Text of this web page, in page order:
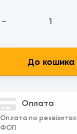
-
До кошика
Оплата
Оплата по реквізитах
ФОП